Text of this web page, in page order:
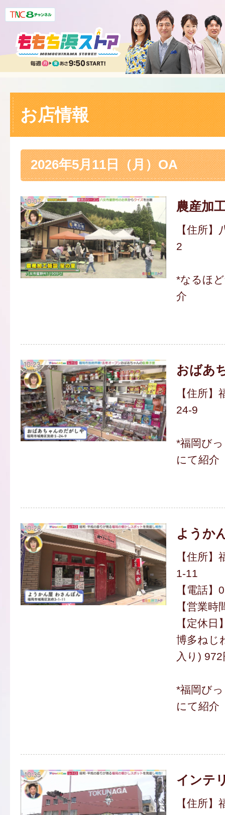
お店情報
2026年5月11日（月）OA
農産加
【住所
2
*なるほ
介
おばあ
【住所
24-9
*福岡び
にて紹介
ようか
【住所
1-11
【電話
【営業
【定休日
博多ねじ
入り)
*福岡び
にて紹介
インテ
【住所